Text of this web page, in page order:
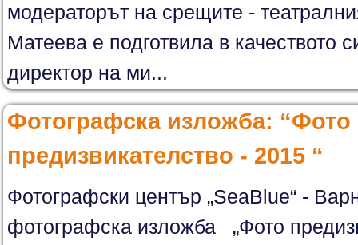
модераторът на срещите -
Матеева е подготвила в качеството
директор на ми...
Фотографска изложба: “Фото
предизвикателство - 2015 “
Фотографски център „SeaBlue“ -
фотографска изложба „Фото